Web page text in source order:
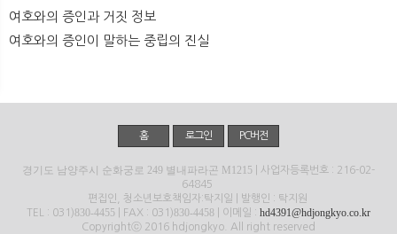
여호와의 증인과 거짓 정보
여호와의 증인이 말하는 중립의 진실
홈 로그인 PC버전
경기도 남양주시 순화궁로 249 별내파라곤 M1215 | 사업자등록번호 : 216-02-
64845
편집인, 청소년보호책임자:탁지일 | 발행인 : 탁지원
TEL : 031)830-4455 | FAX : 031)830-4458 | 이메일 : hd4391@hdjongkyo.co.kr
Copyrightⓒ 2016 hdjongkyo. All right reserved